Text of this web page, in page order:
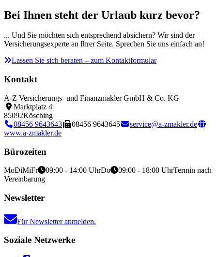
Bei Ihnen steht der Urlaub kurz bevor?
... Und Sie möchten sich entsprechend absichern? Wir sind der
Versicherungsexperte an Ihrer Seite. Sprechen Sie uns einfach an!
Lassen Sie sich beraten – zum Kontaktformular
Kontakt
A-Z Versicherungs- und Finanzmakler GmbH & Co. KG
Marktplatz 4
85092Kösching
08456 9643643
08456 9643645
service@a-zmakler.de
www.a-zmakler.de
Bürozeiten
MoDiMiFr 09:00 - 14:00 UhrDo 09:00 - 18:00 UhrTermin nach
Vereinbarung
Newsletter
Für Newsletter anmelden.
Soziale Netzwerke